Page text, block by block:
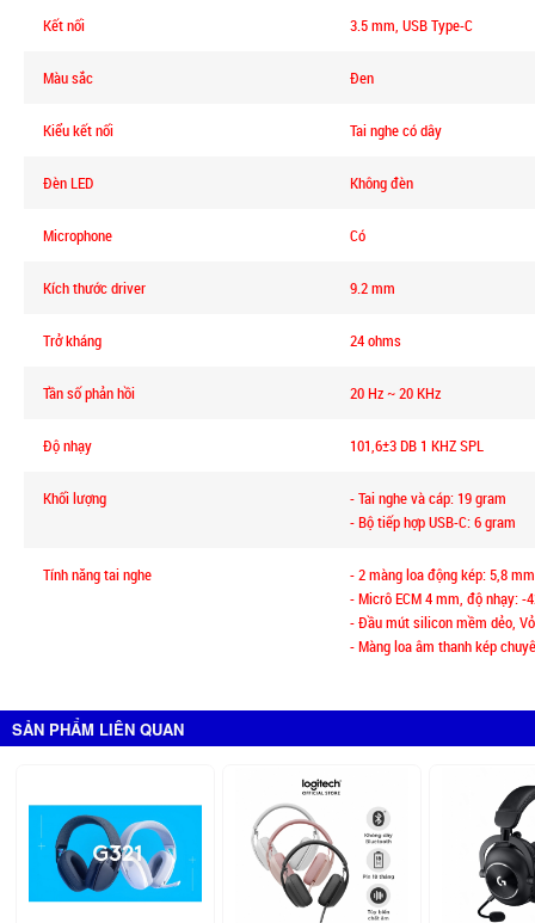
Kết nối 3.5 mm, USB Type-C
Màu sắc Đen
Kiểu kết nối Tai nghe có dây
Đèn LED Không đèn
Microphone Có
Kích thước driver 9.2 mm
Trở kháng 24 ohms
Tần số phản hồi 20 Hz ~ 20 KHz
Độ nhạy 101,6±3 DB 1 KHZ SPL
Khối lượng
- Tai nghe và cáp: 19 gram
- Bộ tiếp hợp USB-C: 6 gram
Tính năng tai nghe
- 2 màng loa động kép: 5,8
- Micrô ECM 4 mm, độ nhạy: -
- Đầu mút silicon mềm dẻo,
- Màng loa âm thanh kép
SẢN PHẨM LIÊN QUAN